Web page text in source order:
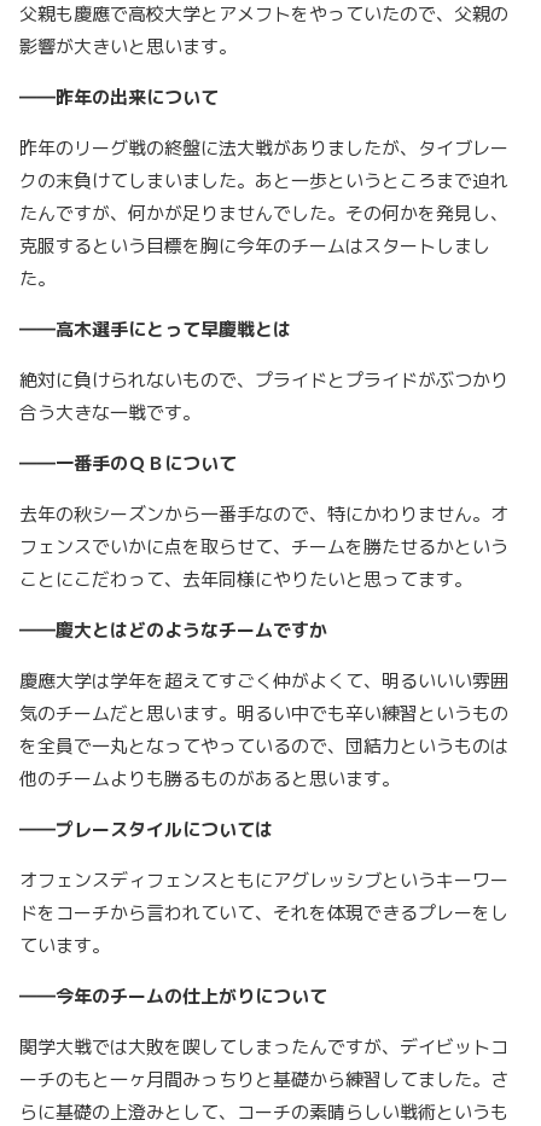
父親も慶應で高校大学とアメフトをやっていたので、父親の
影響が大きいと思います。
――昨年の出来について
昨年のリーグ戦の終盤に法大戦がありましたが、タイブレー
クの末負けてしまいました。あと一歩というところまで迫れ
たんですが、何かが足りませんでした。その何かを発見し、
克服するという目標を胸に今年のチームはスタートしまし
た。
――高木選手にとって早慶戦とは
絶対に負けられないもので、プライドとプライドがぶつかり
合う大きな一戦です。
――一番手のＱＢについて
去年の秋シーズンから一番手なので、特にかわりません。オ
フェンスでいかに点を取らせて、チームを勝たせるかという
ことにこだわって、去年同様にやりたいと思ってます。
――慶大とはどのようなチームですか
慶應大学は学年を超えてすごく仲がよくて、明るいいい雰囲
気のチームだと思います。明るい中でも辛い練習というもの
を全員で一丸となってやっているので、団結力というものは
他のチームよりも勝るものがあると思います。
――プレースタイルについては
オフェンスディフェンスともにアグレッシブというキーワー
ドをコーチから言われていて、それを体現できるプレーをし
ています。
――今年のチームの仕上がりについて
関学大戦では大敗を喫してしまったんですが、デイビットコ
ーチのもと一ヶ月間みっちりと基礎から練習してました。さ
らに基礎の上澄みとして、コーチの素晴らしい戦術というも